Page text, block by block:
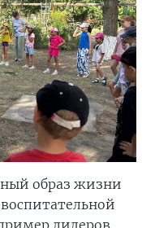
образ жизни